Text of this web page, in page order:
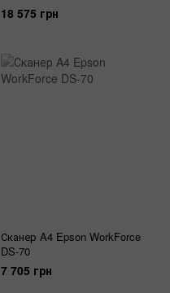
18 575 грн
Сканер A4 Epson WorkForce
DS-70
7 705 грн